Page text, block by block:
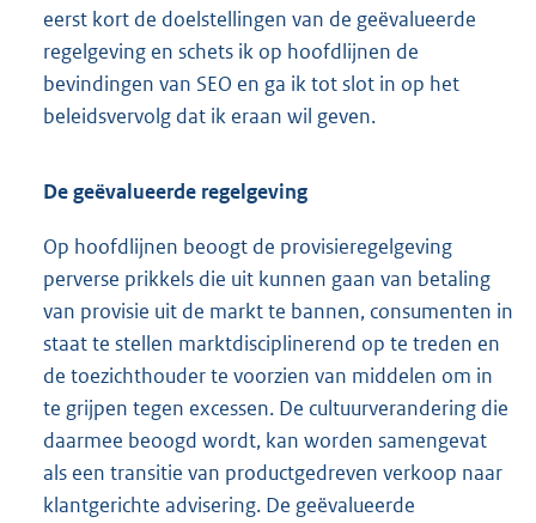
eerst kort de doelstellingen van de geëvalueerde
regelgeving en schets ik op hoofdlijnen de
bevindingen van SEO en ga ik tot slot in op het
beleidsvervolg dat ik eraan wil geven.
De geëvalueerde regelgeving
Op hoofdlijnen beoogt de provisieregelgeving
perverse prikkels die uit kunnen gaan van betaling
van provisie uit de markt te bannen, consumenten in
staat te stellen marktdisciplinerend op te treden en
de toezichthouder te voorzien van middelen om in
te grijpen tegen excessen. De cultuurverandering die
daarmee beoogd wordt, kan worden samengevat
als een transitie van productgedreven verkoop naar
klantgerichte advisering. De geëvalueerde